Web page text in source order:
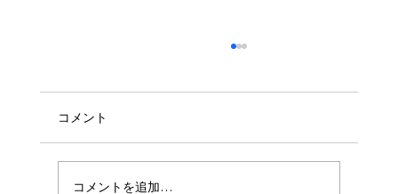
手話と笑いの架け橋
コメント
コメントを追加…